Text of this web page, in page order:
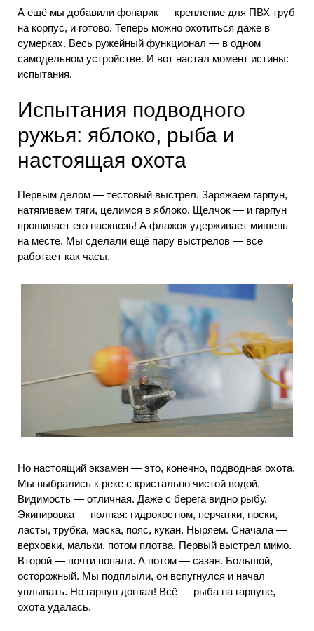
А ещё мы добавили фонарик — крепление для ПВХ труб
на корпус, и готово. Теперь можно охотиться даже в
сумерках. Весь ружейный функционал — в одном
самодельном устройстве. И вот настал момент истины:
испытания.
Испытания подводного
ружья: яблоко, рыба и
настоящая охота
Первым делом — тестовый выстрел. Заряжаем гарпун,
натягиваем тяги, целимся в яблоко. Щелчок — и гарпун
прошивает его насквозь! А флажок удерживает мишень
на месте. Мы сделали ещё пару выстрелов — всё
работает как часы.
Но настоящий экзамен — это, конечно, подводная охота.
Мы выбрались к реке с кристально чистой водой.
Видимость — отличная. Даже с берега видно рыбу.
Экипировка — полная: гидрокостюм, перчатки, носки,
ласты, трубка, маска, пояс, кукан. Ныряем. Сначала —
верховки, мальки, потом плотва. Первый выстрел мимо.
Второй — почти попали. А потом — сазан. Большой,
осторожный. Мы подплыли, он вспугнулся и начал
уплывать. Но гарпун догнал! Всё — рыба на гарпуне,
охота удалась.